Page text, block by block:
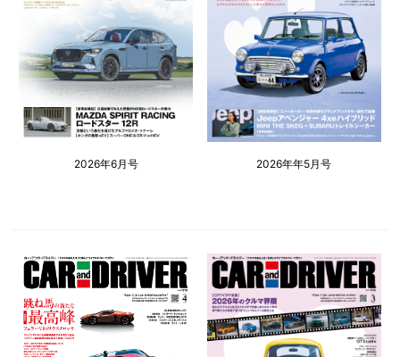
2026年6月号 2026年年5月号